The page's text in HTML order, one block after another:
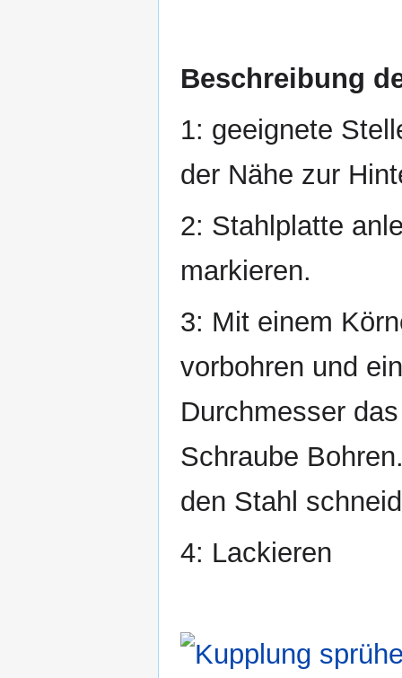
Beschreibung
1: geeignete
der Nähe zur
2: Stahlplatte
markieren.
3: Mit einem
vorbohren und
Durchmesser
Schraube
den Stahl
4: Lackieren